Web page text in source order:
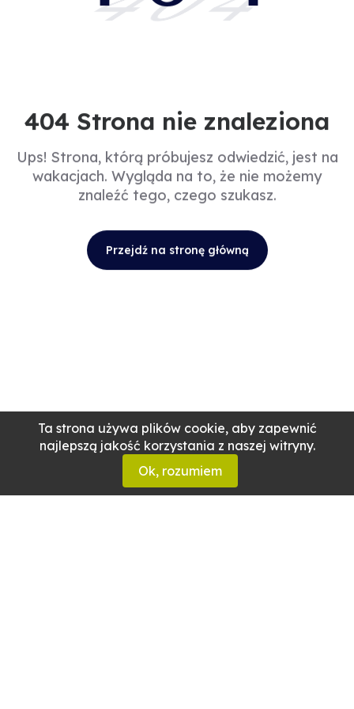
Ta strona używa plików cookie, aby zapewnić
najlepszą jakość korzystania z naszej witryny.
Ok, rozumiem
404 Strona nie znaleziona
Ups! Strona, którą próbujesz odwiedzić, jest na
wakacjach. Wygląda na to, że nie możemy
znaleźć tego, czego szukasz.
Przejdź na stronę główną